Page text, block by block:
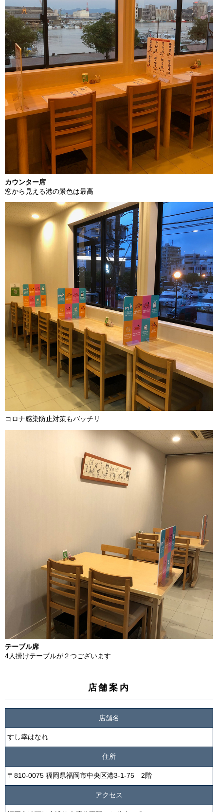
カウンター席
窓から見える港の景色は最高
コロナ感染防止対策もバッチリ
テーブル席
4人掛けテーブルが２つございます
店舗案内
店舗名
すし幸はなれ
住所
〒810-0075 福岡県福岡市中央区港3-1-75 2階
アクセス